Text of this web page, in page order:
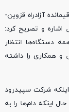
آزادراه قزوین-
اشاره و تصریح کرد:
دستگاه‌ها انتظار
و همکاری را داشته
شرکت سپیدرود
اینکه دام‌ها را به